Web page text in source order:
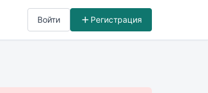
Войти Регистрация